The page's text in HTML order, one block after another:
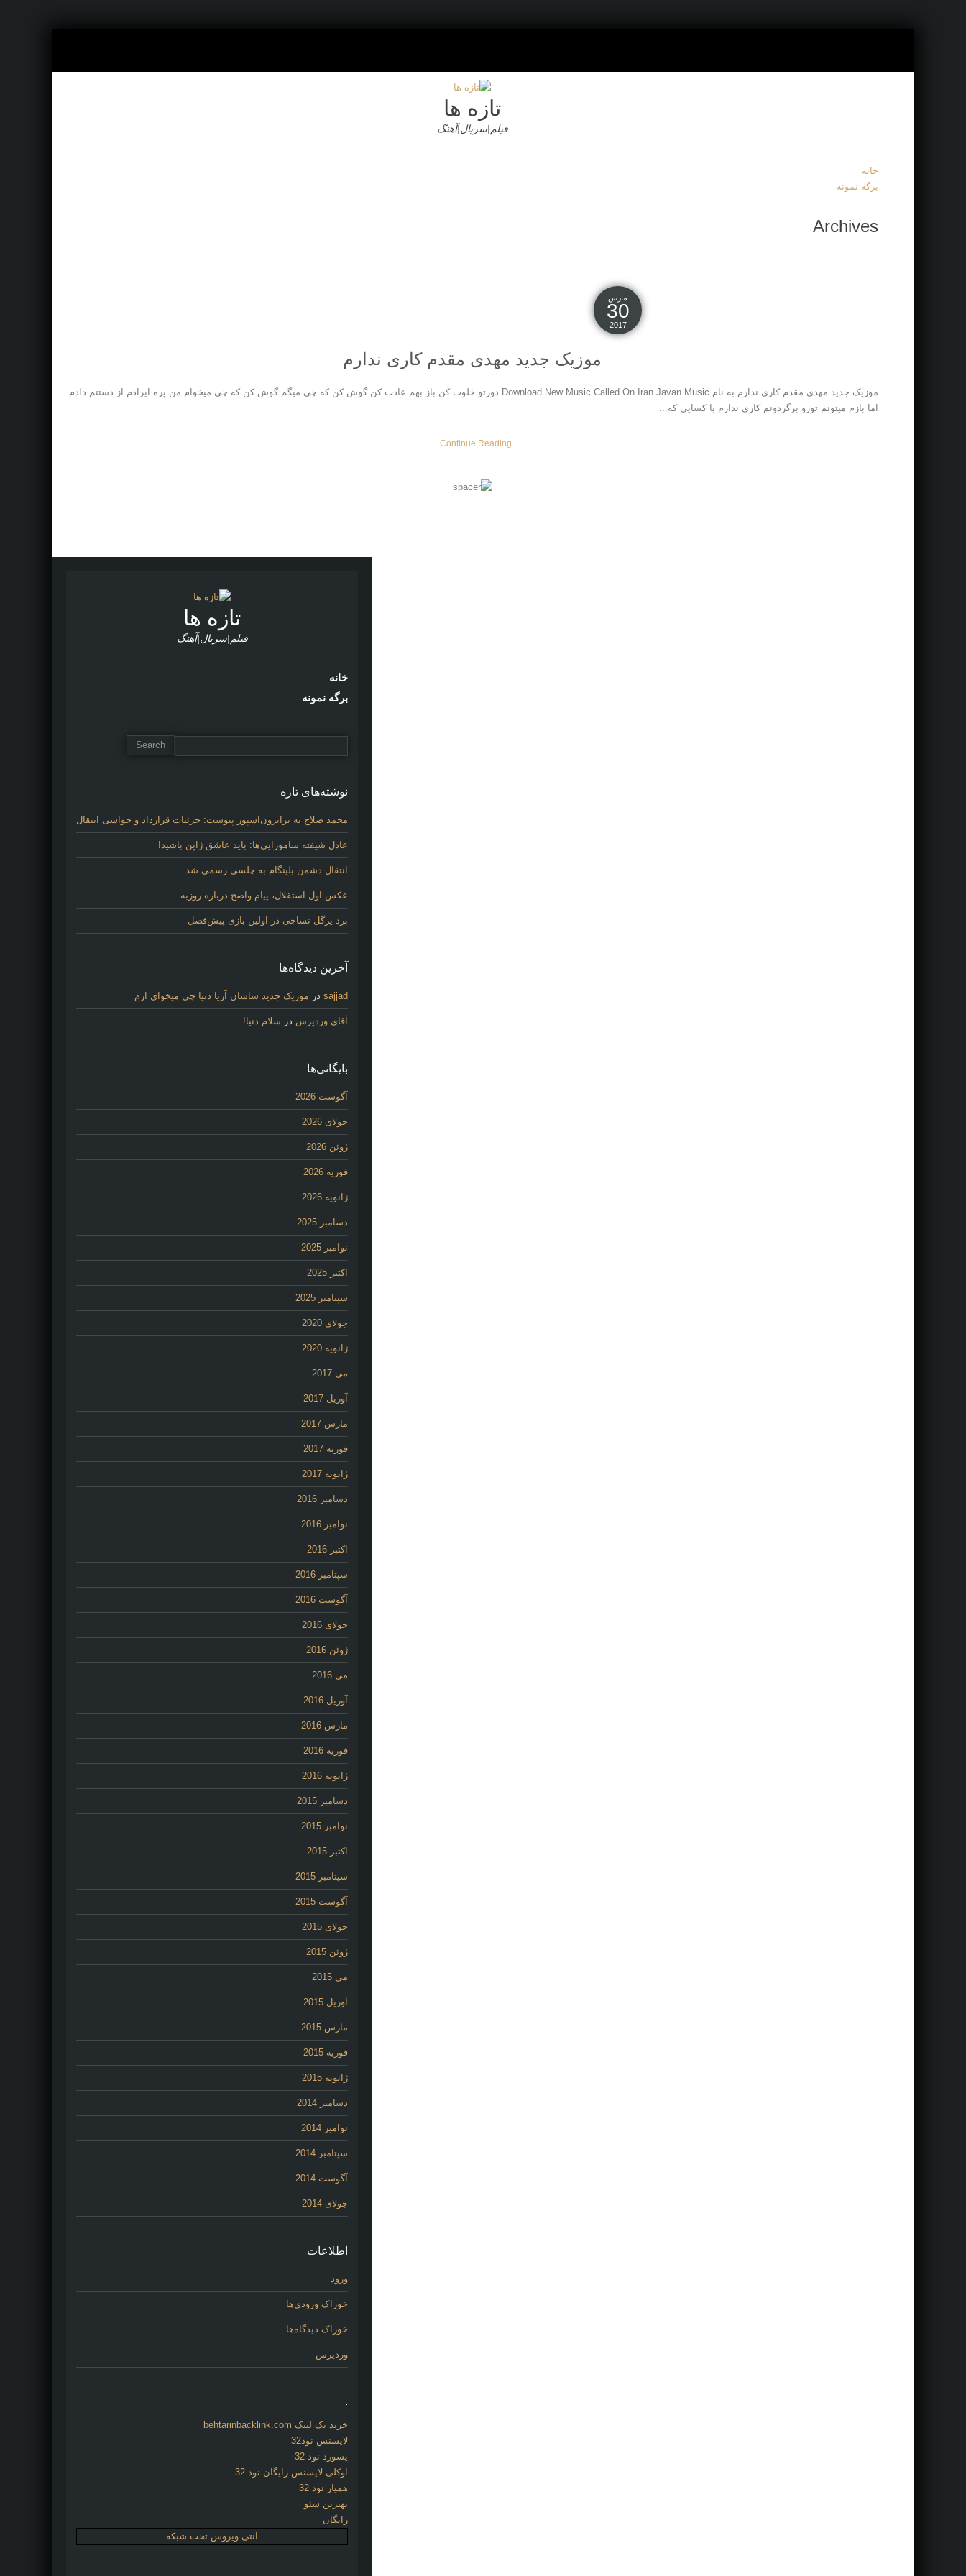
تازه ها
فیلم|سریال|آهنگ
خانه
برگه نمونه
Archives
مارس
30
2017
موزیک جدید مهدی مقدم کاری ندارم
موزیک جدید مهدی مقدم کاری ندارم به نام Download New Music Called On Iran Javan Music دورتو خلوت کن باز بهم عادت کن گوش کن که چی میگم گوش کن که چی میخوام من پره ایرادم از دستتم دادم
اما بازم میتونم تورو برگردونم کاری ندارم با کسایی که...
Continue Reading...
تازه ها
فیلم|سریال|آهنگ
خانه
برگه نمونه
نوشته‌های تازه
محمد صلاح به ترابزون‌اسپور پیوست: جزئیات قرارداد و حواشی انتقال
عادل شیفته سامورایی‌ها: باید عاشق ژاپن باشید!
انتقال دشمن بلینگام به چلسی رسمی شد
عکس اول استقلال، پیام واضح درباره روزبه
برد پرگل نساجی در اولین بازی پیش‌فصل
آخرین دیدگاه‌ها
sajjad در موزیک جدید ساسان آریا دنیا چی میخوای ازم
آقای وردپرس در سلام دنیا!
بایگانی‌ها
آگوست 2026
جولای 2026
ژوئن 2026
فوریه 2026
ژانویه 2026
دسامبر 2025
نوامبر 2025
اکتبر 2025
سپتامبر 2025
جولای 2020
ژانویه 2020
می 2017
آوریل 2017
مارس 2017
فوریه 2017
ژانویه 2017
دسامبر 2016
نوامبر 2016
اکتبر 2016
سپتامبر 2016
آگوست 2016
جولای 2016
ژوئن 2016
می 2016
آوریل 2016
مارس 2016
فوریه 2016
ژانویه 2016
دسامبر 2015
نوامبر 2015
اکتبر 2015
سپتامبر 2015
آگوست 2015
جولای 2015
ژوئن 2015
می 2015
آوریل 2015
مارس 2015
فوریه 2015
ژانویه 2015
دسامبر 2014
نوامبر 2014
سپتامبر 2014
آگوست 2014
جولای 2014
اطلاعات
ورود
خوراک ورودی‌ها
خوراک دیدگاه‌ها
وردپرس
.
خرید بک لینک behtarinbacklink.com
لایسنس نود32
پسورد نود 32
اوکلی لایسنس رایگان نود 32
همیار نود 32
بهترین سئو
رایگان
آنتی ویروس تحت شبکه